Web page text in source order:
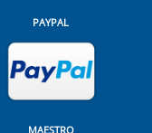
PAYPAL
MAESTRO